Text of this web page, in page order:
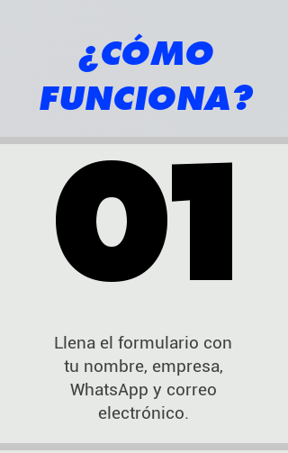
¿CÓMO
FUNCIONA?
01
01
Llena el formulario con
tu nombre, empresa,
WhatsApp y correo
electrónico.